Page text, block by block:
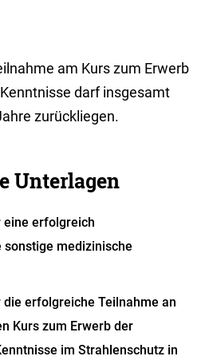
am Kurs zum Erwerb
darf insgesamt
zurückliegen.
Unterlagen
eine erfolgreich
sonstige medizinische
die erfolgreiche Teilnahme an
Kurs zum Erwerb der
im Strahlenschutz in